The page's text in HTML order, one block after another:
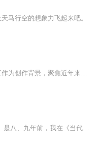
马行空的想象力飞起来吧。